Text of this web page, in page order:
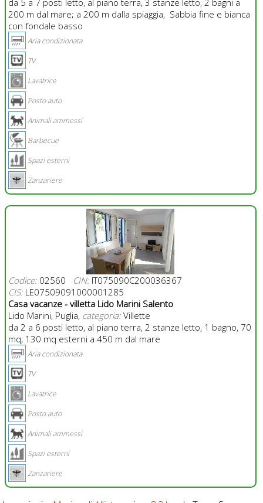
200 m dal mare; a 200 m dalla spiaggia, Sabbia fine e bianca
con fondale basso
Aria condizionata
TV
Lavatrice
Posto auto
Animali ammessi
Barbecue
Spazi esterni
Zanzariere
Codice:02560 CIN:IT075090C200036367
CIS:LE07509091000001285
Casa vacanze - villetta Lido Marini Salento
Lido Marini, Puglia, categoria:Villette
da 2 a 6 posti letto, al piano terra, 2 stanze letto, 1 bagno, 70
mq, 130 mq esterni a 450 m dal mare
Aria condizionata
TV
Lavatrice
Posto auto
Animali ammessi
Spazi esterni
Zanzariere